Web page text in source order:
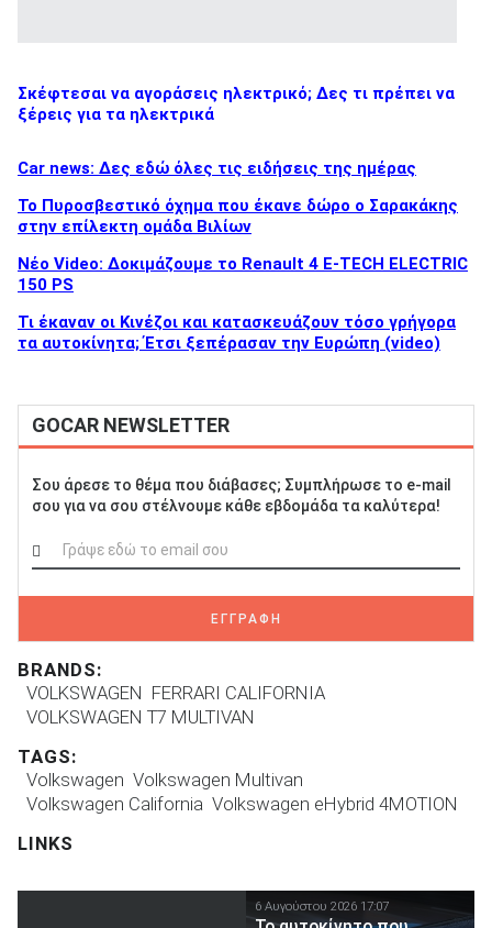
Σκέφτεσαι να αγοράσεις ηλεκτρικό; Δες τι πρέπει να
ξέρεις για τα ηλεκτρικά
Car news: Δες εδώ όλες τις ειδήσεις της ημέρας
Το Πυροσβεστικό όχημα που έκανε δώρο ο Σαρακάκης
στην επίλεκτη ομάδα Βιλίων
Νέο Video: Δοκιμάζουμε το Renault 4 E-TECH ELECTRIC
150 PS
Τι έκαναν οι Κινέζοι και κατασκευάζουν τόσο γρήγορα
τα αυτοκίνητα; Έτσι ξεπέρασαν την Ευρώπη (video)
GOCAR NEWSLETTER
Σου άρεσε το θέμα που διάβασες; Συμπλήρωσε το e-mail
σου για να σου στέλνουμε κάθε εβδομάδα τα καλύτερα!
ΕΓΓΡΑΦΗ
BRANDS:
VOLKSWAGEN FERRARI CALIFORNIA
VOLKSWAGEN T7 MULTIVAN
TAGS:
Volkswagen Volkswagen Multivan
Volkswagen California Volkswagen eHybrid 4MOTION
LINKS
6 Αυγούστου 2026 17:07